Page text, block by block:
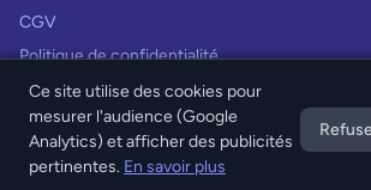
CGV
Politique de confidentialité
© 2026 Interprétation des Rêves. Tous
Ce site utilise des cookies pour
mesurer l'audience (Google
Analytics) et afficher des publicités
pertinentes. En savoir plus